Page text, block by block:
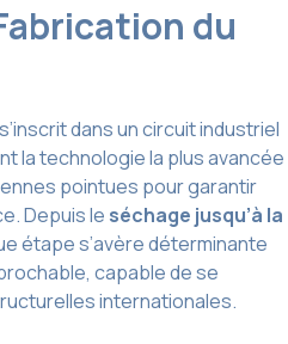
du
s’inscrit dans un circuit industriel
la technologie la plus avancée
pointues pour garantir
Depuis le séchage jusqu’à la
étape s’avère déterminante
capable de se
internationales.